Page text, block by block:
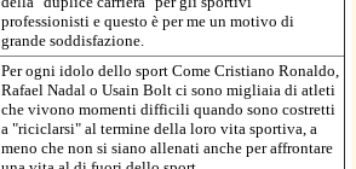
professionisti e questo è per me un motivo di
grande soddisfazione.
Per ogni idolo dello sport Come Cristiano Ronaldo,
Rafael Nadal o Usain Bolt ci sono migliaia di atleti
che vivono momenti difficili quando sono costretti
a "riciclarsi" al termine della loro vita sportiva, a
meno che non si siano allenati anche per affrontare